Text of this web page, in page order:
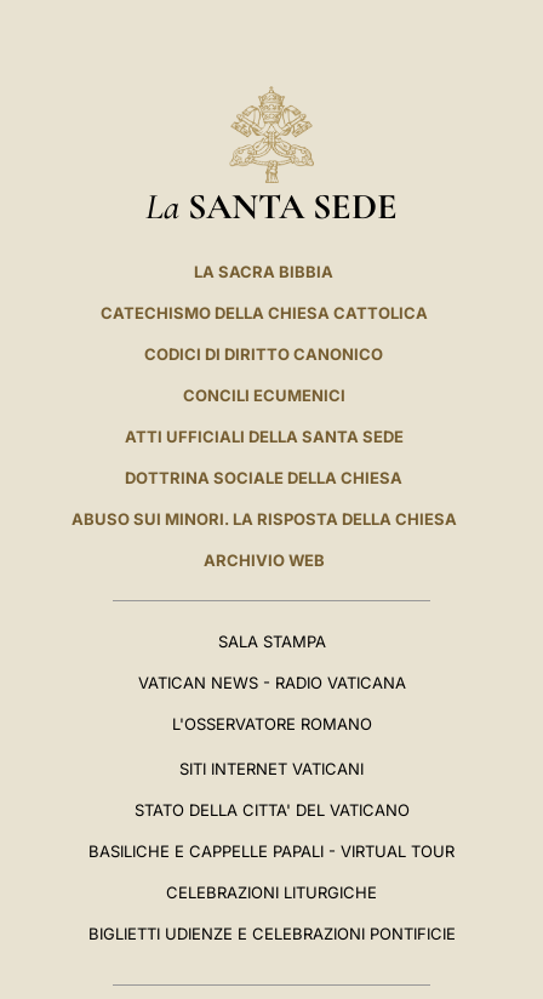
La SANTA SEDE
LA SACRA BIBBIA
CATECHISMO DELLA CHIESA CATTOLICA
CODICI DI DIRITTO CANONICO
CONCILI ECUMENICI
ATTI UFFICIALI DELLA SANTA SEDE
DOTTRINA SOCIALE DELLA CHIESA
ABUSO SUI MINORI. LA RISPOSTA DELLA CHIESA
ARCHIVIO WEB
SALA STAMPA
VATICAN NEWS - RADIO VATICANA
L'OSSERVATORE ROMANO
SITI INTERNET VATICANI
STATO DELLA CITTA' DEL VATICANO
BASILICHE E CAPPELLE PAPALI - VIRTUAL TOUR
CELEBRAZIONI LITURGICHE
BIGLIETTI UDIENZE E CELEBRAZIONI PONTIFICIE